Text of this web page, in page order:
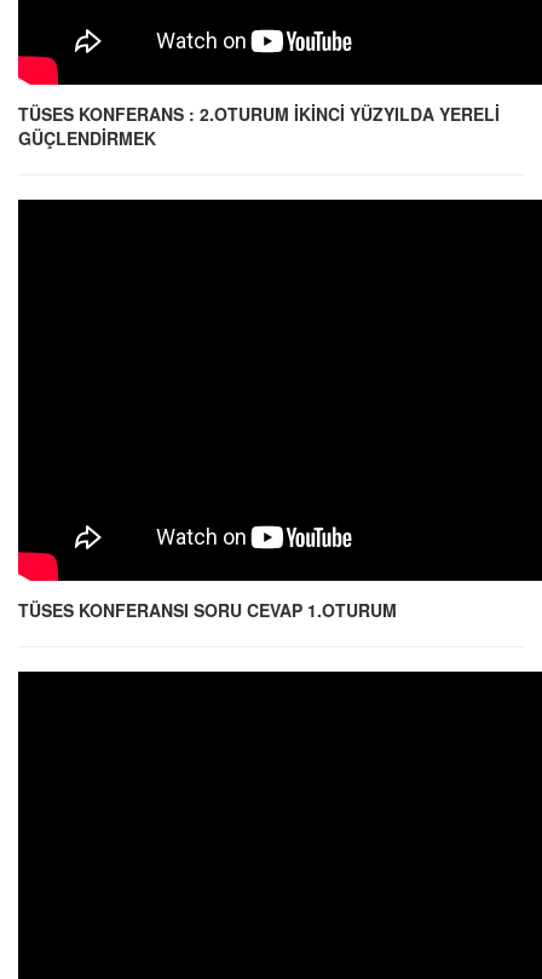
TÜSES KONFERANS : 2.OTURUM İKİNCİ YÜZYILDA YERELİ
GÜÇLENDİRMEK
TÜSES KONFERANSI SORU CEVAP 1.OTURUM